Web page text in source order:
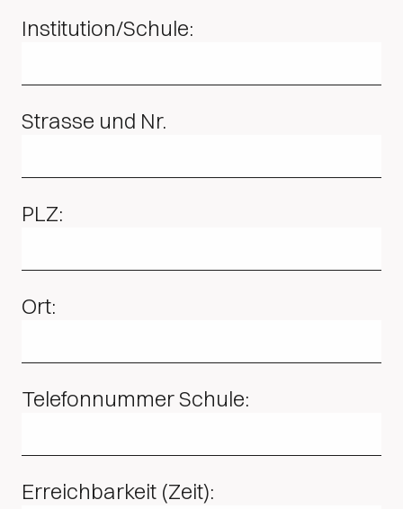
Institution/Schule:
Strasse und Nr.
PLZ:
Ort:
Telefonnummer Schule:
Erreichbarkeit (Zeit):